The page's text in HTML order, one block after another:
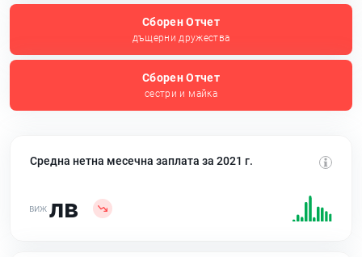
Сборен Отчет
дъщерни дружества
Сборен Отчет
сестри и майка
Средна нетна месечна заплата за 2021 г.
лв